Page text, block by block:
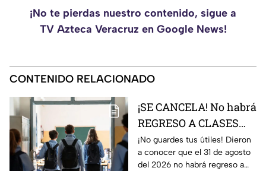
¡No te pierdas nuestro contenido, sigue a
TV Azteca Veracruz en Google News!
CONTENIDO RELACIONADO
¡SE CANCELA! No habrá
REGRESO A CLASES
este 31 de agosto para
estas escuelas
¡No guardes tus útiles! Dieron
a conocer que el 31 de agosto
del 2026 no habrá regreso a